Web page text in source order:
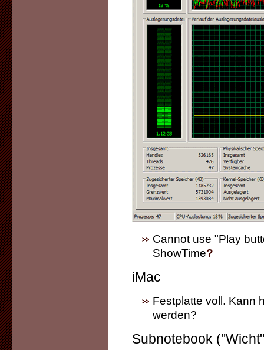
Cannot use "Play
ShowTime?
iMac
Festplatte voll.
werden?
Subnotebook